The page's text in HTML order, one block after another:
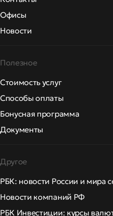
Офисы
Новости
Полезное
Стоимость услуг
Способы оплаты
Бонусная программа
Документы
Другое
РБК: новости России и мира
Новости компаний РФ
РБК Инвестиции: курсы